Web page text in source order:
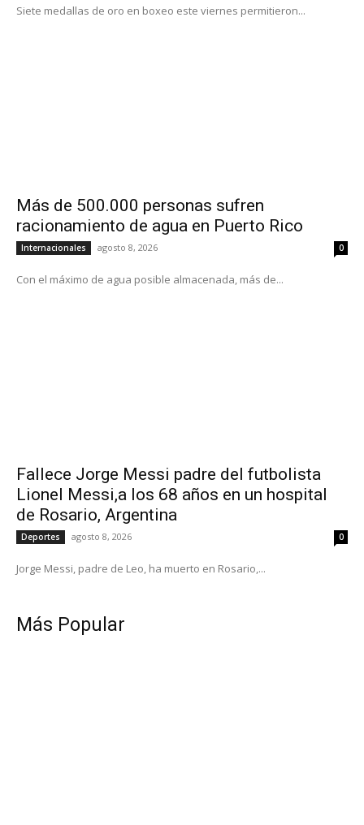
Siete medallas de oro en boxeo este viernes permitieron...
Más de 500.000 personas sufren
racionamiento de agua en Puerto Rico
Internacionales agosto 8, 2026 0
Con el máximo de agua posible almacenada, más de...
Fallece Jorge Messi padre del futbolista
Lionel Messi,a los 68 años en un hospital
de Rosario, Argentina
Deportes agosto 8, 2026 0
Jorge Messi, padre de Leo, ha muerto en Rosario,...
Más Popular